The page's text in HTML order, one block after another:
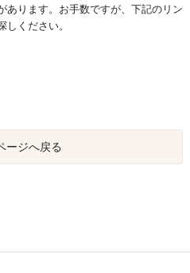
あります。お手数ですが、下記のリン
しください。
ージへ戻る